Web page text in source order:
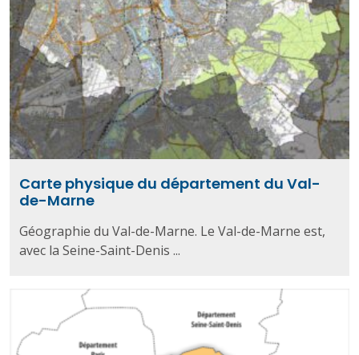
Carte physique du département du Val-
de-Marne
Géographie du Val-de-Marne. Le Val-de-Marne est,
avec la Seine-Saint-Denis ...